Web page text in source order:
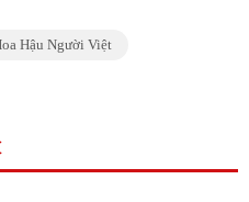
Hậu Người Việt